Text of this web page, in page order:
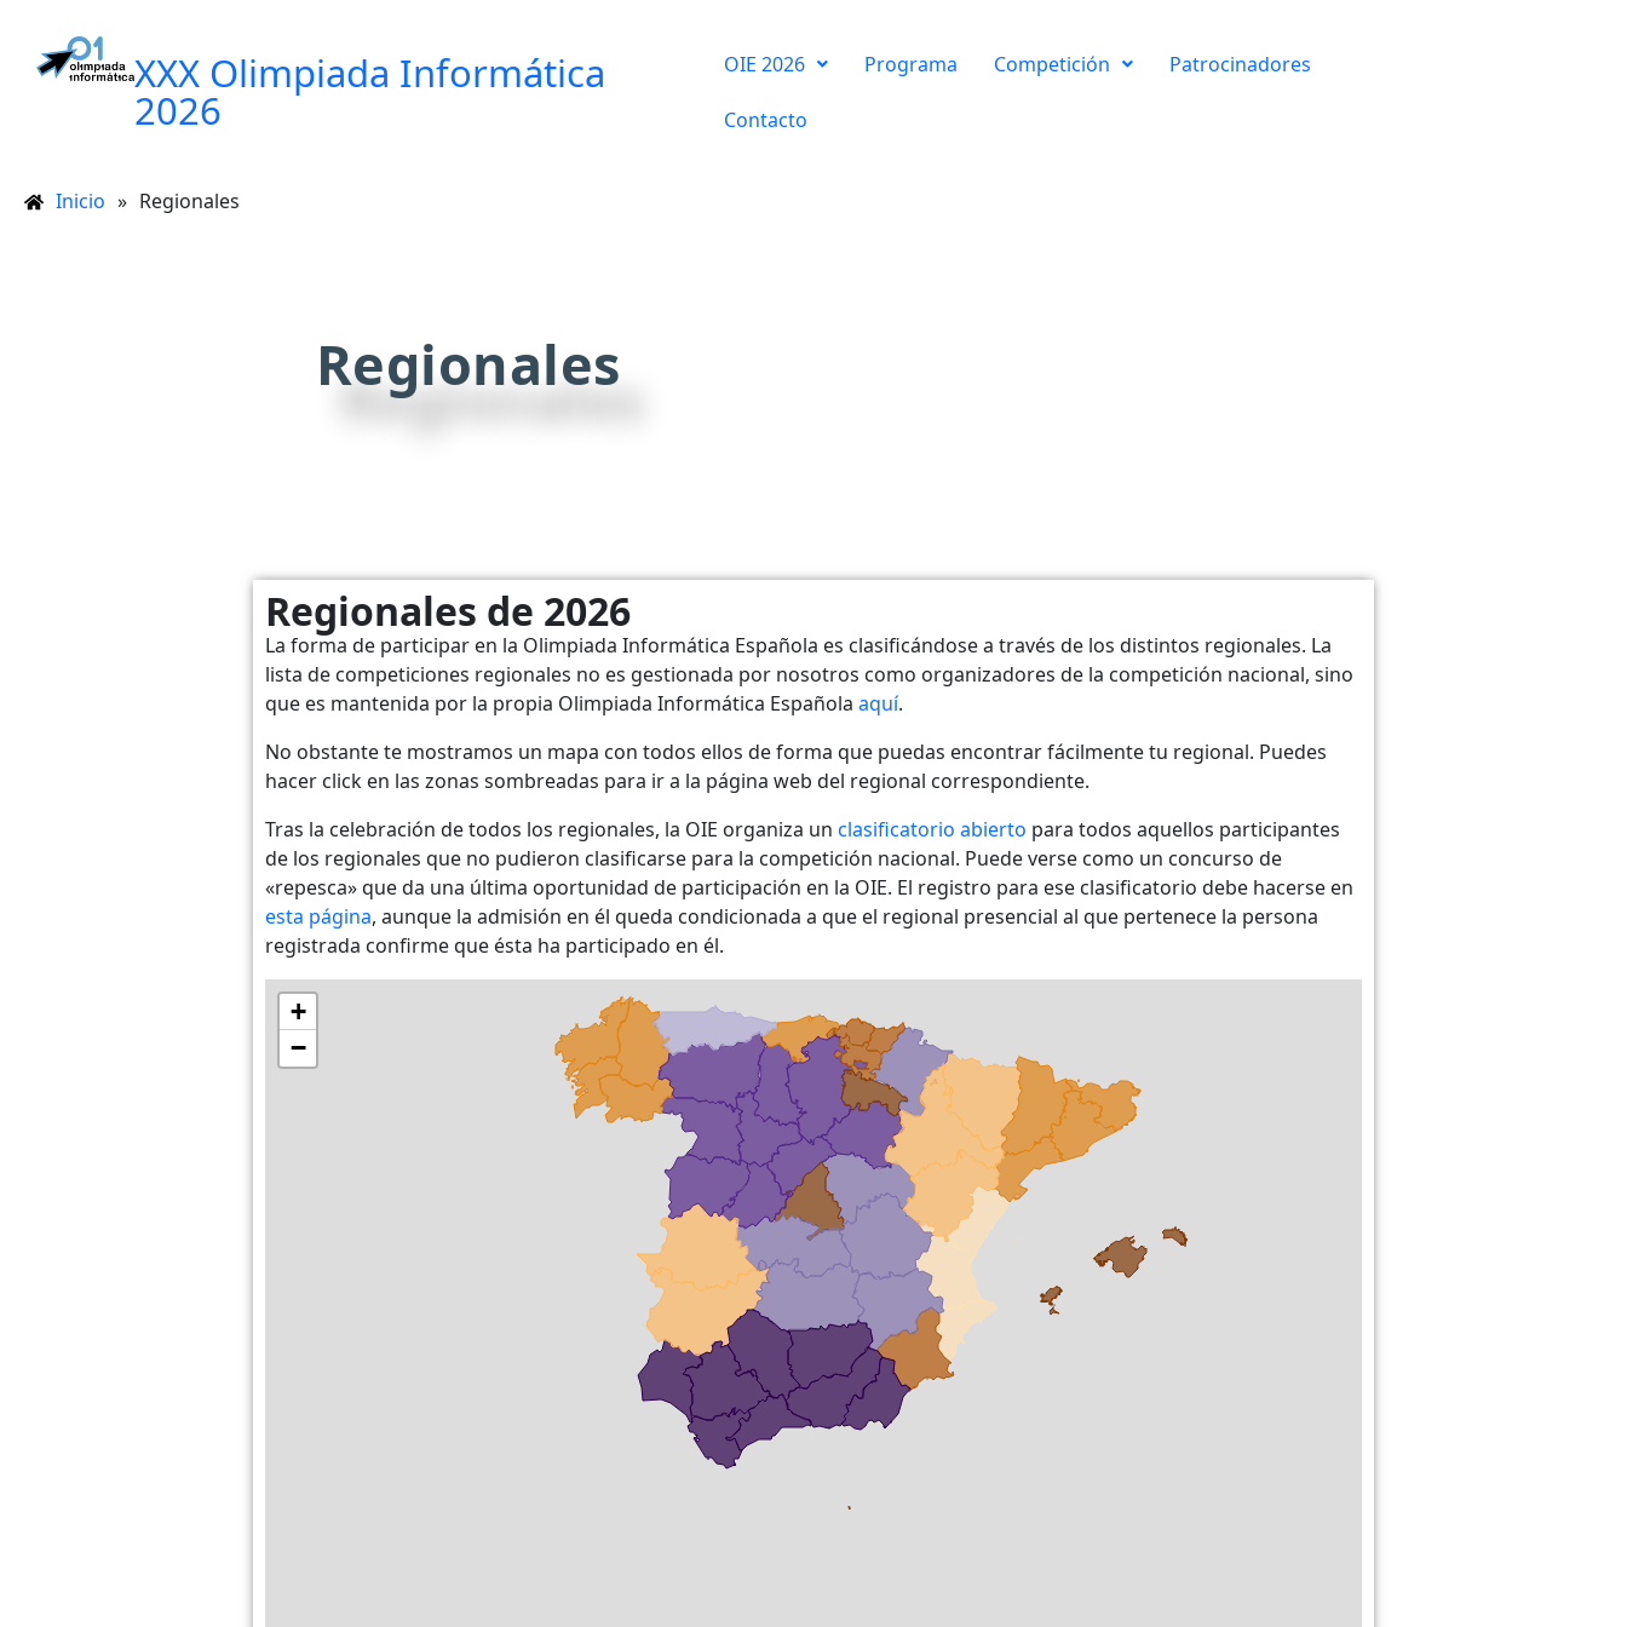
XXX Olimpiada Informática
2026
OIE 2026 Programa Competición Patrocinadores
Contacto
Inicio » Regionales
Regionales
Regionales de 2026
La forma de participar en la Olimpiada Informática Española es clasificándose a través de los distintos regionales. La
lista de competiciones regionales no es gestionada por nosotros como organizadores de la competición nacional, sino
que es mantenida por la propia Olimpiada Informática Española aquí.
No obstante te mostramos un mapa con todos ellos de forma que puedas encontrar fácilmente tu regional. Puedes
hacer click en las zonas sombreadas para ir a la página web del regional correspondiente.
Tras la celebración de todos los regionales, la OIE organiza un clasificatorio abierto para todos aquellos participantes
de los regionales que no pudieron clasificarse para la competición nacional. Puede verse como un concurso de
«repesca» que da una última oportunidad de participación en la OIE. El registro para ese clasificatorio debe hacerse en
esta página, aunque la admisión en él queda condicionada a que el regional presencial al que pertenece la persona
registrada confirme que ésta ha participado en él.
+
−